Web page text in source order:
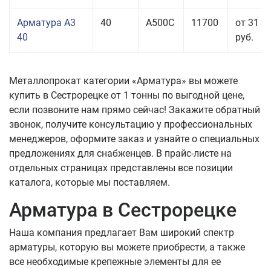
Арматура А3
40
40 А500С 11700
от 31
руб.
Металлопрокат категории «Арматура» вы можете
купить в Сестрорецке от 1 тонны по выгодной цене,
если позвоните нам прямо сейчас! Закажите обратный
звонок, получите консультацию у профессиональных
менеджеров, оформите заказ и узнайте о специальных
предложениях для снабженцев. В прайс-листе на
отдельных страницах представлены все позиции
каталога, которые мы поставляем.
Арматура в Сестрорецке
Наша компания предлагает Вам широкий спектр
арматуры, которую вы можете приобрести, а также
все необходимые крепежные элементы для ее